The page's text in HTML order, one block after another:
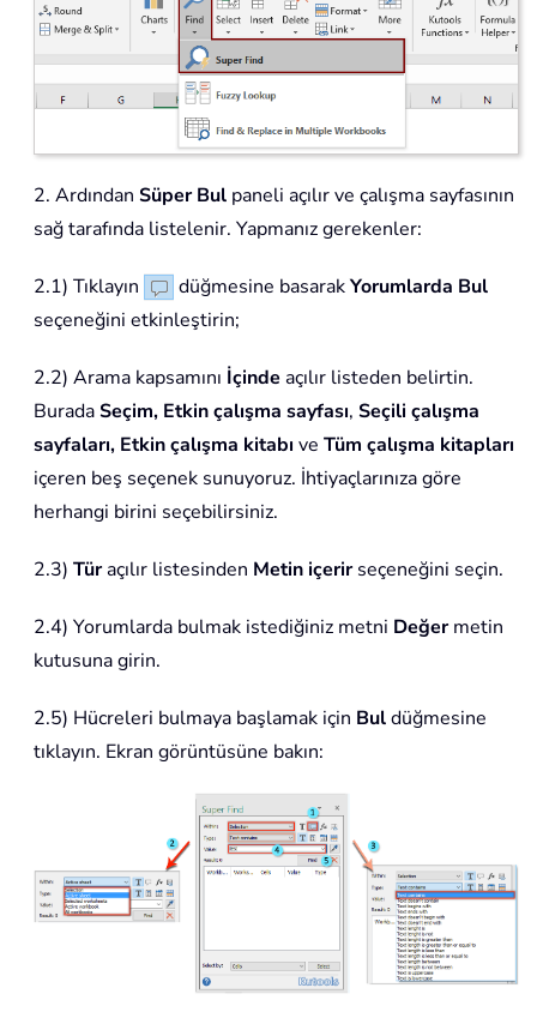
2. Ardından Süper Bul paneli açılır ve çalışma sayfasının
sağ tarafında listelenir. Yapmanız gerekenler:
2.1) Tıklayın düğmesine basarakYorumlarda Bul
seçeneğini etkinleştirin;
2.2) Arama kapsamını İçinde açılır listeden belirtin.
BuradaSeçim, Etkin çalışma sayfası, Seçili çalışma
sayfaları, Etkin çalışma kitabı ve Tüm çalışma kitapları
içeren beş seçenek sunuyoruz. İhtiyaçlarınıza göre
herhangi birini seçebilirsiniz.
2.3) Türaçılır listesinden Metin içerirseçeneğini seçin.
2.4) Yorumlarda bulmak istediğiniz metni Değermetin
kutusuna girin.
2.5) Hücreleri bulmaya başlamak için Buldüğmesine
tıklayın. Ekran görüntüsüne bakın: